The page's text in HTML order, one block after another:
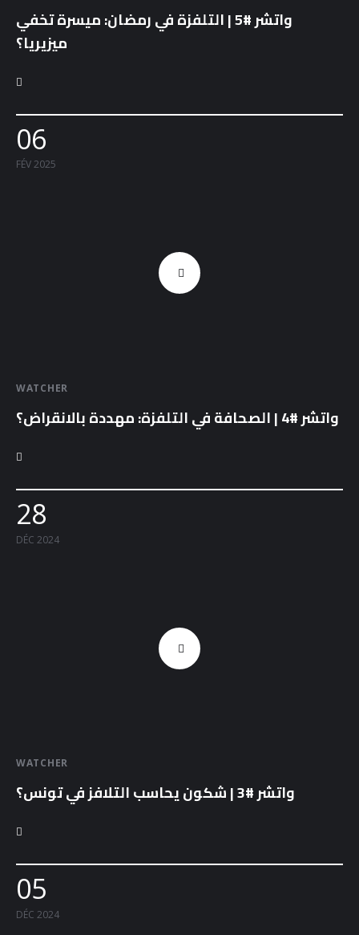
واتشر #5 | التلفزة في رمضان: ميسرة تخفي
ميزيريا؟
06
FÉV 2025
WATCHER
واتشر #4 | الصحافة في التلفزة: مهددة بالانقراض؟
28
DÉC 2024
WATCHER
واتشر #3 | شكون يحاسب التلافز في تونس؟
05
DÉC 2024